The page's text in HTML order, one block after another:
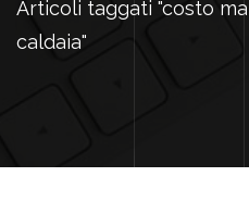
Articoli taggati "costo
caldaia"